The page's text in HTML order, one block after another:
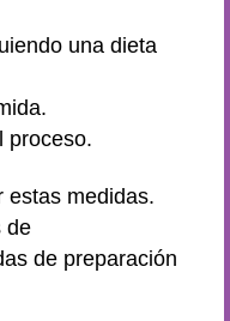
una dieta
proceso.
estas medidas.
de
de preparación